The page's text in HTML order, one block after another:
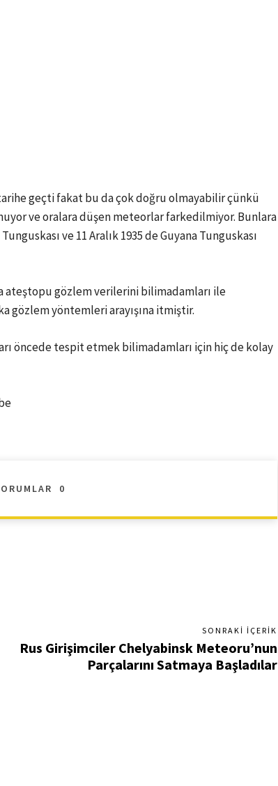
geçti fakat bu da çok doğru olmayabilir çünkü
ve oralara düşen meteorlar farkedilmiyor. Bunlara
ve 11 Aralık 1935 de Guyana Tunguskası
ateştopu gözlem verilerini bilimadamları ile
gözlem yöntemleri arayışına itmiştir.
öncede tespit etmek bilimadamları için hiç de kolay
0
SONRAKI İÇERIK
Rus Girişimciler Chelyabinsk Meteoru’nun
Parçalarını Satmaya Başladılar